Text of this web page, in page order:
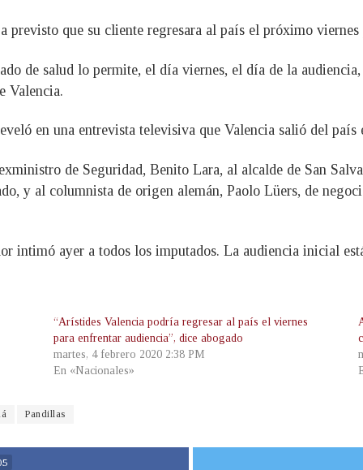
previsto que su cliente regresara al país el próximo
de salud lo permite, el día viernes, el día de la
Valencia.
en una entrevista televisiva que Valencia salió del país
de Seguridad, Benito Lara, al alcalde de San
y al columnista de origen alemán, Paolo Lüers, de
intimó ayer a todos los imputados. La audiencia inicial
“Arístides Valencia podría regresar al país el viernes
para enfrentar audiencia”, dice abogado
martes, 4 febrero 2020 2:38 PM
En «Nacionales»
Pandillas